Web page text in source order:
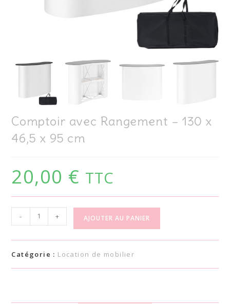
Comptoir avec Rangement – 130 x
46,5 x 95 cm
20,00 € TTC
- + AJOUTER AU PANIER
Catégorie : Location de mobilier